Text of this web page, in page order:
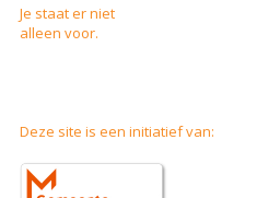
Je staat er niet
alleen voor.
Deze site is een initiatief van: